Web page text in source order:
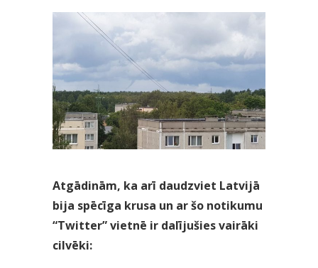
Atgādinām, ka arī daudzviet Latvijā
bija spēcīga krusa un ar šo notikumu
“Twitter” vietnē ir dalījušies vairāki
cilvēki: